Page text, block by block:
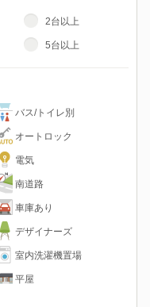
2台以上
5台以上
バス/トイレ別
オートロック
電気
南道路
車庫あり
デザイナーズ
室内洗濯機置場
平屋